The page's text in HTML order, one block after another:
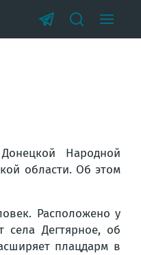
Народной
области. Об этом
Расположено у
села Дегтярное, об
плацдарм в